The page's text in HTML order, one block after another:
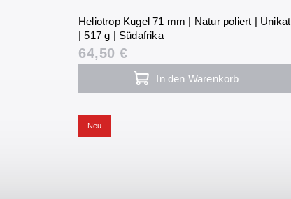
Heliotrop Kugel 71 mm | Natur poliert | Unikat
| 517 g | Südafrika
64,50 €
In den Warenkorb
Neu